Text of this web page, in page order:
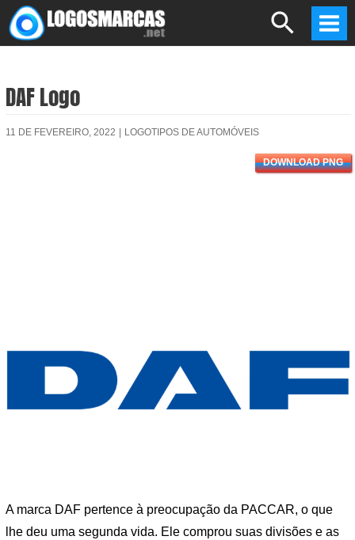
Skip
to
Search
DAF Logo
11 DE FEVEREIRO, 2022 LOGOTIPOS DE AUTOMÓVEIS
DOWNLOAD PNG
A marca DAF pertence à preocupação da PACCAR, o que
lhe deu uma segunda vida. Ele comprou suas divisões e as